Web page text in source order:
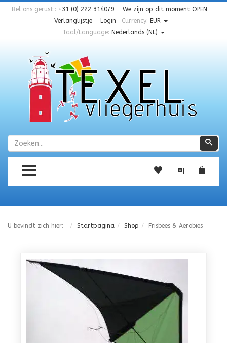
Bel ons gerust:: +31 (0) 222 314079 We zijn op dit moment OPEN
Verlanglijstje
Login Currency: EUR
Taal/Language: Nederlands (NL)
Zoeken
TOGGLE MENU
U bevindt zich hier: Startpagina Shop Frisbees & Aerobies